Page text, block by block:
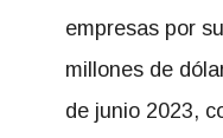
empresas por
millones de
de junio 2023,